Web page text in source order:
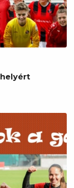
helyért